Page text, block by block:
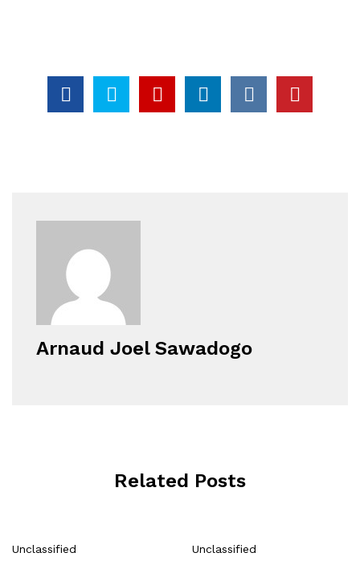
Arnaud Joel Sawadogo
Related Posts
Unclassified Unclassified